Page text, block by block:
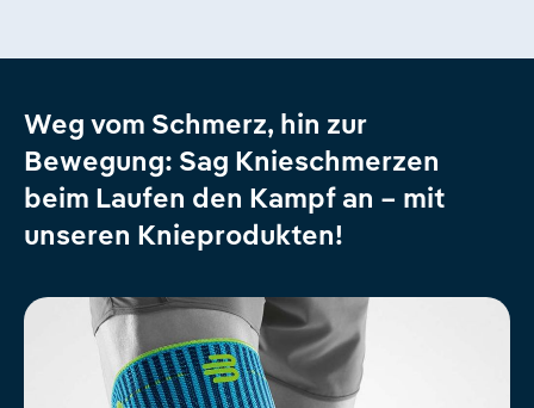
Weg vom Schmerz, hin zur
Bewegung: Sag Knieschmerzen
beim Laufen den Kampf an – mit
unseren Knieprodukten!